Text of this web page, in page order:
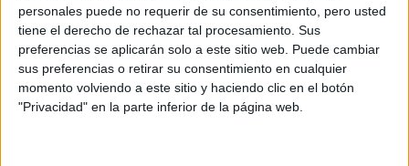
personales puede no requerir de su consentimiento, pero usted
tiene el derecho de rechazar tal procesamiento. Sus
preferencias se aplicarán solo a este sitio web. Puede cambiar
sus preferencias o retirar su consentimiento en cualquier
momento volviendo a este sitio y haciendo clic en el botón
"Privacidad" en la parte inferior de la página web.
Producto
Producto
Web pensada para poder ofrecer diferentes
productos propios y ajenos para que los
aficionados los puedan adquirir